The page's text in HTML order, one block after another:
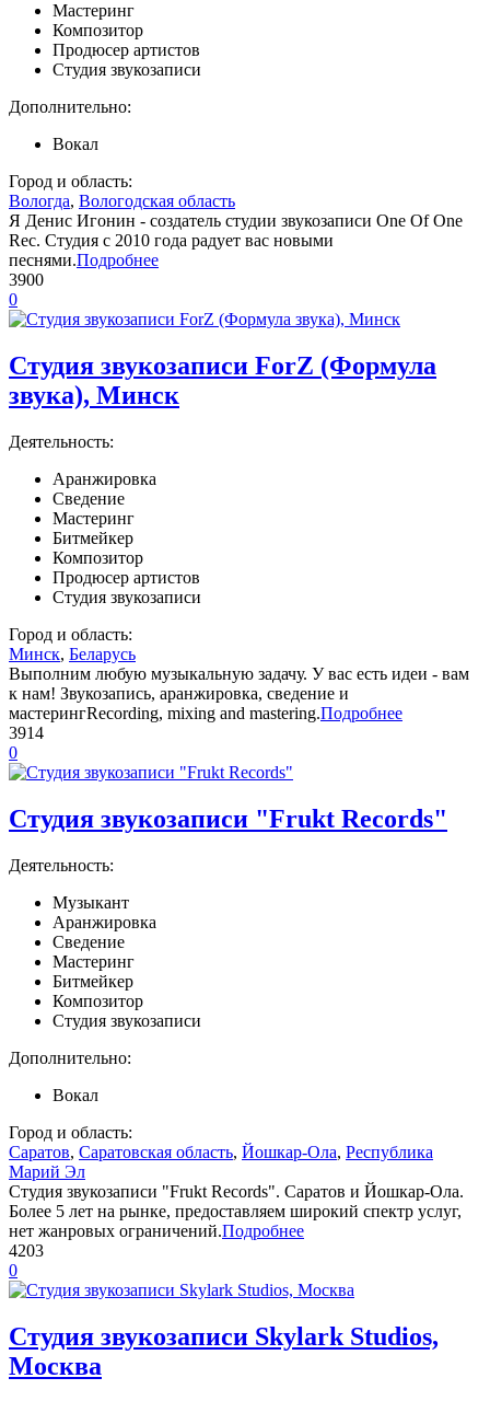
Мастеринг
Композитор
Продюсер артистов
Студия звукозаписи
Дополнительно:
Вокал
Город и область:
Вологда, Вологодская область
Я Денис Игонин - создатель студии звукозаписи One Of One
Rec. Студия с 2010 года радует вас новыми
песнями.Подробнее
3900
0
Студия звукозаписи ForZ (Формула
звука), Минск
Деятельность:
Аранжировка
Сведение
Мастеринг
Битмейкер
Композитор
Продюсер артистов
Студия звукозаписи
Город и область:
Минск, Беларусь
Выполним любую музыкальную задачу. У вас есть идеи - вам
к нам! Звукозапись, аранжировка, сведение и
мастерингRecording, mixing and mastering.Подробнее
3914
0
Студия звукозаписи "Frukt Records"
Деятельность:
Музыкант
Аранжировка
Сведение
Мастеринг
Битмейкер
Композитор
Студия звукозаписи
Дополнительно:
Вокал
Город и область:
Саратов, Саратовская область, Йошкар-Ола, Республика
Марий Эл
Студия звукозаписи "Frukt Records". Саратов и Йошкар-Ола.
Более 5 лет на рынке, предоставляем широкий спектр услуг,
нет жанровых ограничений.Подробнее
4203
0
Студия звукозаписи Skylark Studios,
Москва